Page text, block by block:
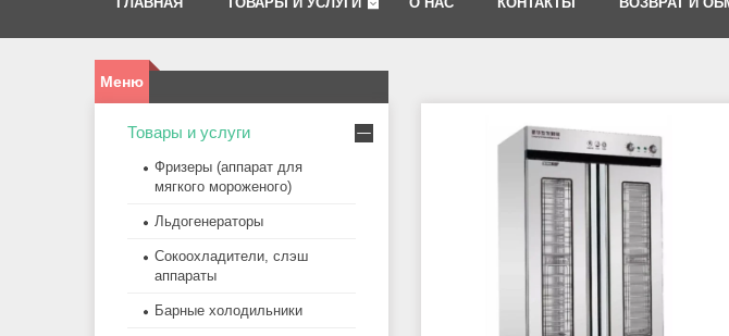
Товары и услуги
Фризеры (аппарат для
мягкого мороженого)
Льдогенераторы
Сокоохладители, слэш
аппараты
Барные холодильники